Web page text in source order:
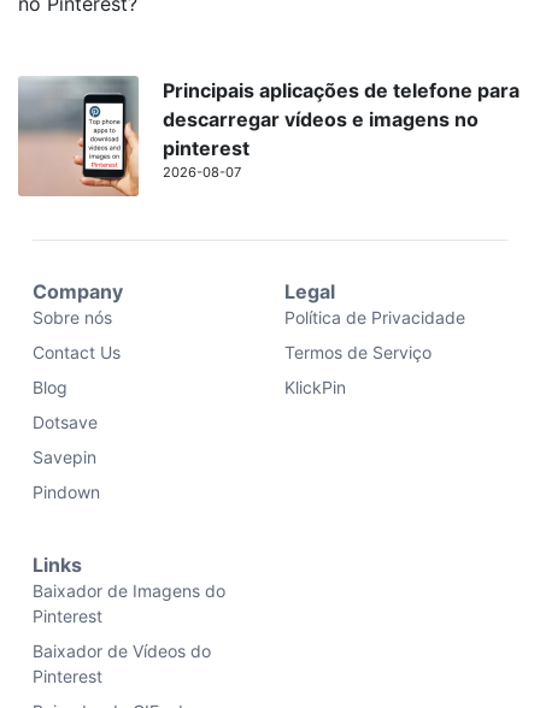
Principais aplicações de telefone para
descarregar vídeos e imagens no
pinterest
2026-08-07
Company
Sobre nós
Contact Us
Blog
Dotsave
Savepin
Pindown
Legal
Política de Privacidade
Termos de Serviço
KlickPin
Links
Baixador de Imagens do
Pinterest
Baixador de Vídeos do
Pinterest